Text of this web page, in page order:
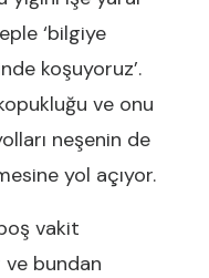
‘bilgiye
koşuyoruz’.
ve onu
neşenin de
yol açıyor.
vakit
ve bundan